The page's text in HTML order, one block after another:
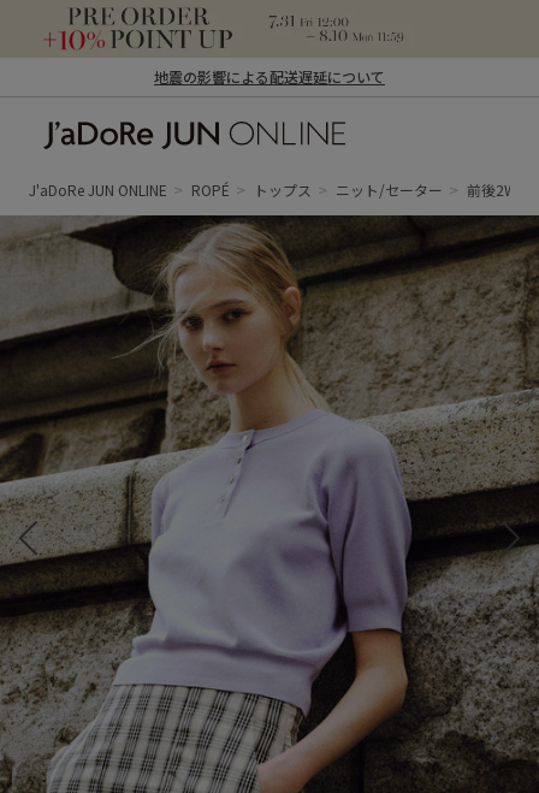
地震の影響による配送遅延について
ン オンライン）
J'aDoRe JUN ONLINE ROPÉ トップス ニット/セーター 前後